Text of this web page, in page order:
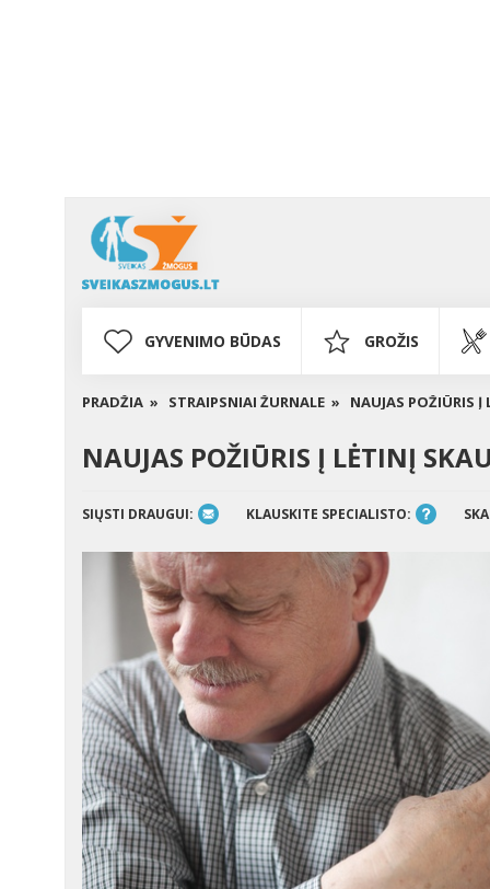
GYVENIMO BŪDAS GROŽIS
PRADŽIA » STRAIPSNIAI ŽURNALE » NAUJAS POŽIŪRIS
NAUJAS POŽIŪRIS Į LĖTINĮ
SIŲSTI DRAUGUI: KLAUSKITE SPECIALISTO: